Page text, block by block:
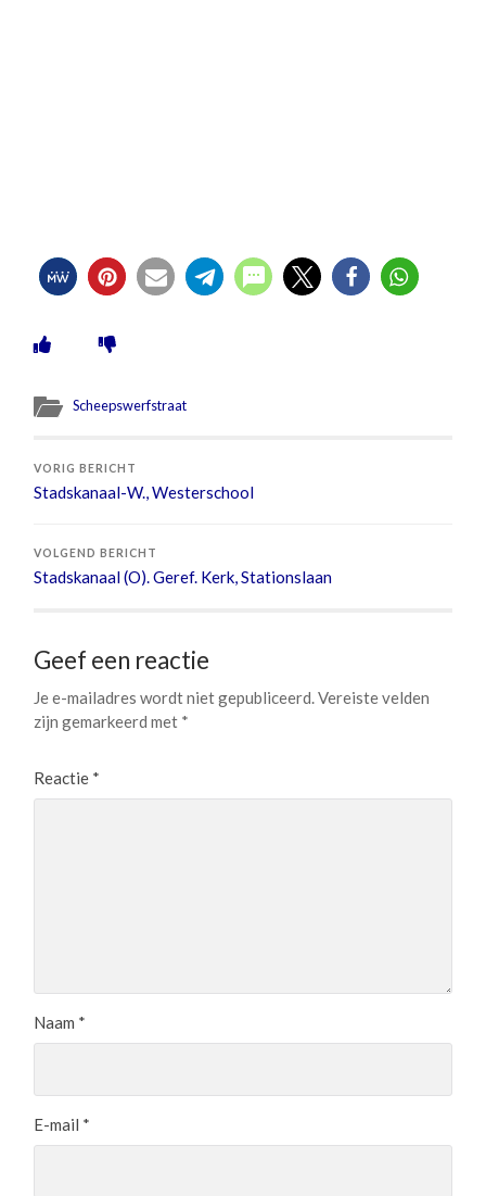
Scheepswerfstraat
VORIG BERICHT
Stadskanaal-W., Westerschool
VOLGEND BERICHT
Stadskanaal (O). Geref. Kerk, Stationslaan
Geef een reactie
Je e-mailadres wordt niet gepubliceerd.Vereiste velden
zijn gemarkeerd met *
Reactie *
Naam *
E-mail *